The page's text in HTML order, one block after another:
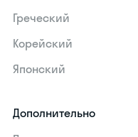
Греческий
Корейский
Японский
Дополнительно